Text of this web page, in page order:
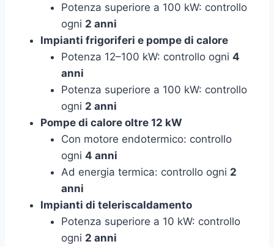
Potenza superiore a 100 kW: controllo
ogni 2 anni
Impianti frigoriferi e pompe di calore
Potenza 12–100 kW: controllo ogni 4
anni
Potenza superiore a 100 kW: controllo
ogni 2 anni
Pompe di calore oltre 12 kW
Con motore endotermico: controllo
ogni 4 anni
Ad energia termica: controllo ogni 2
anni
Impianti di teleriscaldamento
Potenza superiore a 10 kW: controllo
ogni 2 anni